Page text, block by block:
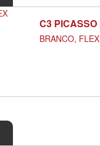
C3
BRANCO, FLEX